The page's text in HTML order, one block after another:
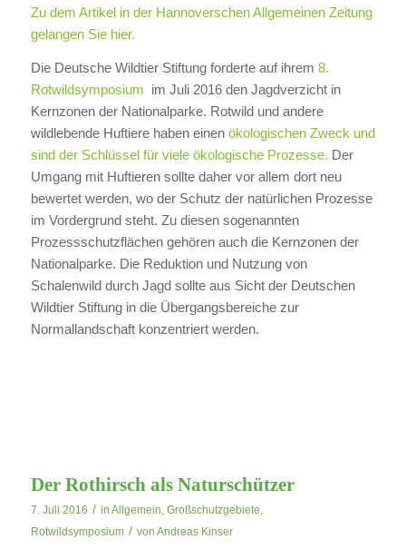
Zu dem Artikel in der Hannoverschen Allgemeinen Zeitung
gelangen Sie hier.
Die Deutsche Wildtier Stiftung forderte auf ihrem 8.
Rotwildsymposium im Juli 2016 den Jagdverzicht in
Kernzonen der Nationalparke. Rotwild und andere
wildlebende Huftiere haben einen ökologischen Zweck und
sind der Schlüssel für viele ökologische Prozesse. Der
Umgang mit Huftieren sollte daher vor allem dort neu
bewertet werden, wo der Schutz der natürlichen Prozesse
im Vordergrund steht. Zu diesen sogenannten
Prozessschutzflächen gehören auch die Kernzonen der
Nationalparke. Die Reduktion und Nutzung von
Schalenwild durch Jagd sollte aus Sicht der Deutschen
Wildtier Stiftung in die Übergangsbereiche zur
Normallandschaft konzentriert werden.
Der Rothirsch als Naturschützer
7. Juli 2016 / in Allgemein Großschutzgebiete
Rotwildsymposium / von Andreas Kinser